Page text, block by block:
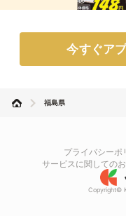
今すぐア
福島県
プライバシーポ
サービスに関しての
Copyright©